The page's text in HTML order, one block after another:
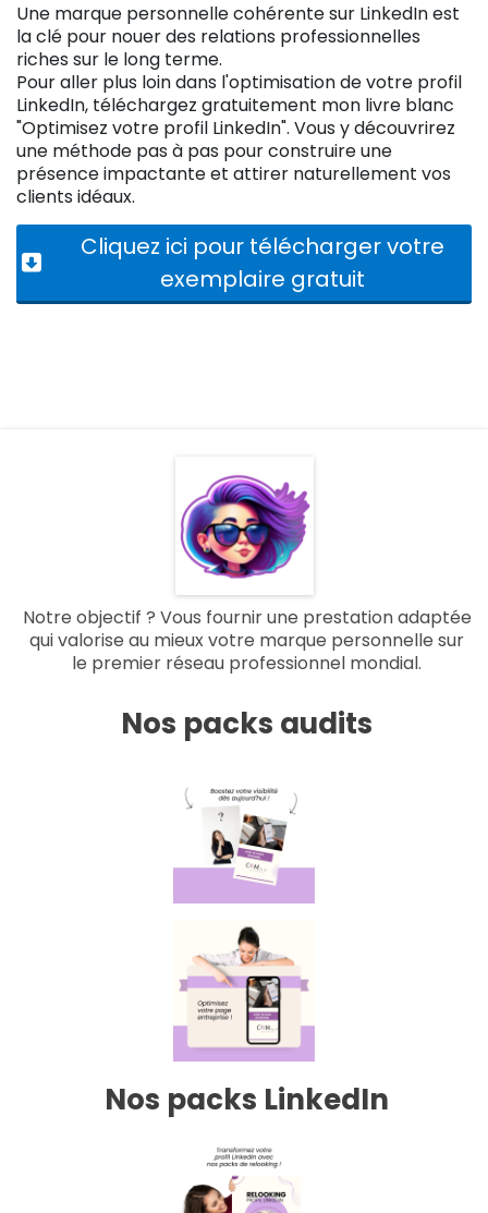
Une marque personnelle cohérente sur LinkedIn est
la clé pour nouer des relations professionnelles
riches sur le long terme.
Pour aller plus loin dans l'optimisation de votre profil
LinkedIn, téléchargez gratuitement mon livre blanc
"Optimisez votre profil LinkedIn". Vous y découvrirez
une méthode pas à pas pour construire une
présence impactante et attirer naturellement vos
clients idéaux.
Cliquez ici pour télécharger votre
exemplaire gratuit
Notre objectif ? Vous fournir une prestation adaptée
qui valorise au mieux votre marque personnelle sur
le premier réseau professionnel mondial.
Nos packs audits
Nos packs LinkedIn